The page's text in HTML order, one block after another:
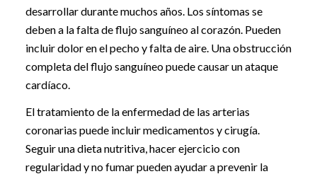
desarrollar durante muchos años. Los síntomas se
deben a la falta de flujo sanguíneo al corazón. Pueden
incluir dolor en el pecho y falta de aire. Una obstrucción
completa del flujo sanguíneo puede causar un ataque
cardíaco.
El tratamiento de la enfermedad de las arterias
coronarias puede incluir medicamentos y cirugía.
Seguir una dieta nutritiva, hacer ejercicio con
regularidad y no fumar pueden ayudar a prevenir la